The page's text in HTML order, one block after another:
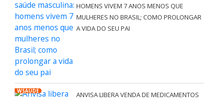
HOMENS VIVEM 7 ANOS MENOS QUE
MULHERES NO BRASIL; COMO PROLONGAR
A VIDA DO SEU PAI
WSAÚDE
ANVISA LIBERA VENDA DE MEDICAMENTOS